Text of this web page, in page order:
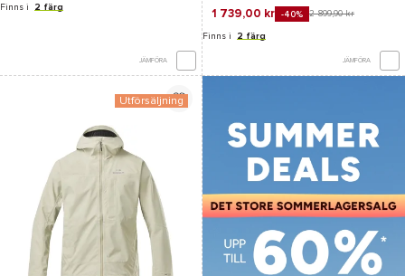
Finns i 2 färg
JÄMFÖRA
1 739,00 kr -40% 2 899,90 kr
Finns i 2 färg
JÄMFÖRA
Utförsäljning